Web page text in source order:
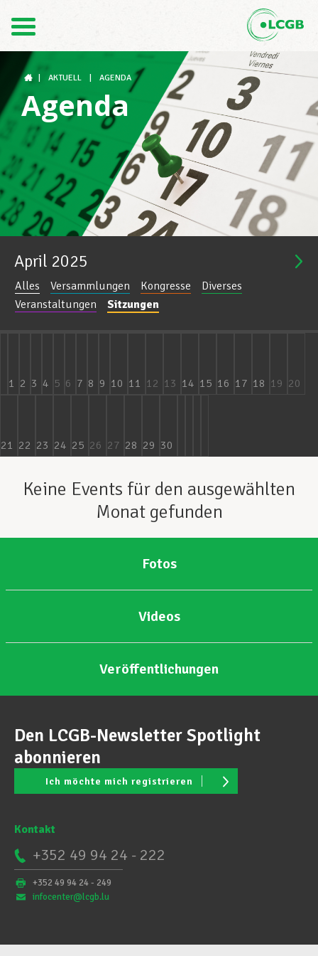
FR
Der LCGB
Gewerkschaftsstrukturen
Unterstützung im Arbeitsalltag
Ihre Rechte
AKTUELL AGENDA
Agenda
April 2025
Alles Versammlungen Kongresse
Diverses
Veranstaltungen
Sitzungen
1 2 3 4 5 6 7 8 9 10 11 12 13 14 15 16 17 18 19 20
21 22 23 24 25 26 27 28 29 30
Keine Events für den ausgewählten
Monat gefunden
Fotos
Videos
Veröffentlichungen
Den LCGB-Newsletter Spotlight
abonnieren
Ich möchte mich registrieren
Kontakt
+352 49 94 24 - 222
+352 49 94 24 - 249
infocenter@lcgb.lu